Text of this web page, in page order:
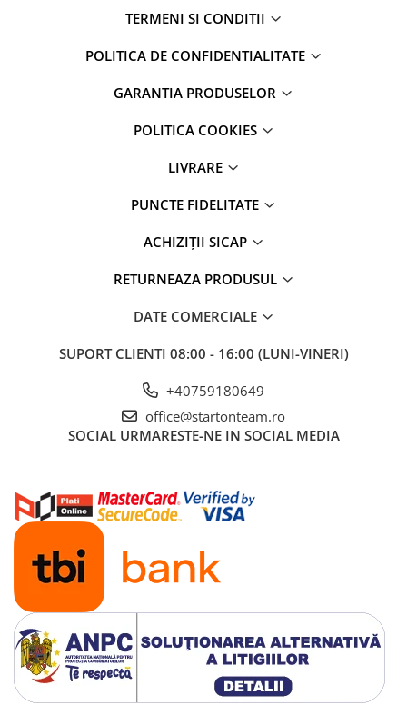
TERMENI SI CONDITII
POLITICA DE CONFIDENTIALITATE
GARANTIA PRODUSELOR
POLITICA COOKIES
LIVRARE
PUNCTE FIDELITATE
ACHIZIȚII SICAP
RETURNEAZA PRODUSUL
DATE COMERCIALE
SUPORT CLIENTI 08:00 - 16:00 (LUNI-VINERI)
+40759180649
office@startonteam.ro
SOCIAL URMARESTE-NE IN SOCIAL MEDIA